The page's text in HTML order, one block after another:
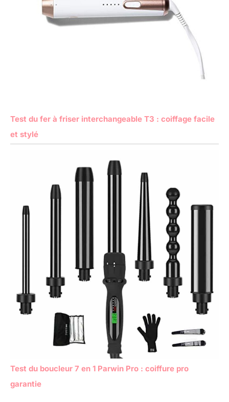
Test du fer à friser interchangeable T3 : coiffage facile
et stylé
Test du boucleur 7 en 1 Parwin Pro : coiffure pro
garantie